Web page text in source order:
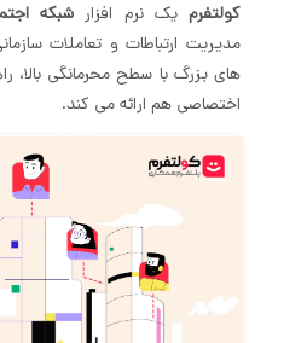
کولتفرم یک نرم افزار شبکه
مدیریت ارتباطات و تعاملات
های بزرگ با سطح محرمانگی
اختصاصی هم ارائه می کند.